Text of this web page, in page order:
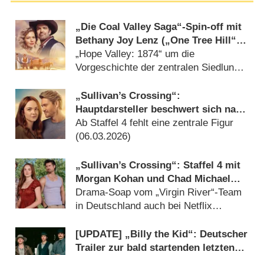
„Die Coal Valley Saga“-Spin-off mit
Bethany Joy Lenz („One Tree Hill“)
verlängert
„Hope Valley: 1874“ um die
Vorgeschichte der zentralen Siedlung
„Sullivan’s Crossing“:
Hauptdarsteller beschwert sich nach
Ausstieg über Fehlinformationen
Ab Staffel 4 fehlt eine zentrale Figur
(06.03.2026)
„Sullivan’s Crossing“: Staffel 4 mit
Morgan Kohan und Chad Michael
Murray findet Starttermin
Drama-Soap vom „Virgin River“-Team
in Deutschland auch bei Netflix
[UPDATE] „Billy the Kid“: Deutscher
Trailer zur bald startenden letzten